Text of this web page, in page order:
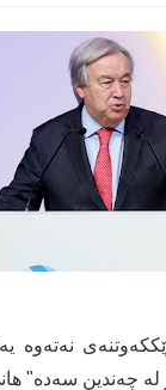
نەتەوە
لە چەندین سەدە"